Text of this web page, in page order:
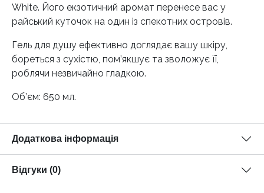
White. Його екзотичний аромат перенесе вас у
райський куточок на один із спекотних островів.
Гель для душу ефективно доглядає вашу шкіру,
бореться з сухістю, пом’якшує та зволожує її,
роблячи незвичайно гладкою.
Об’єм: 650 мл.
Додаткова інформація
Відгуки (0)